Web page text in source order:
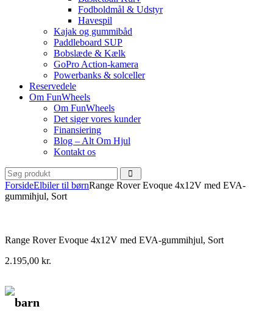
Fodboldmål & Udstyr
Havespil
Kajak og gummibåd
Paddleboard SUP
Bobslæde & Kælk
GoPro Action-kamera
Powerbanks & solceller
Reservedele
Om FunWheels
Om FunWheels
Det siger vores kunder
Finansiering
Blog – Alt Om Hjul
Kontakt os
ForsideElbiler til børnRange Rover Evoque 4x12V med EVA-
gummihjul, Sort
Range Rover Evoque 4x12V med EVA-gummihjul, Sort
2.195,00 kr.
barn